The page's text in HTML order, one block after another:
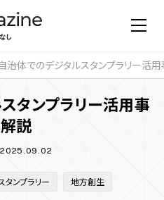
治体でのデジタルスタンプラリー活用
タンプラリー活用事
説
2025.09.02
タンプラリー 地方創生